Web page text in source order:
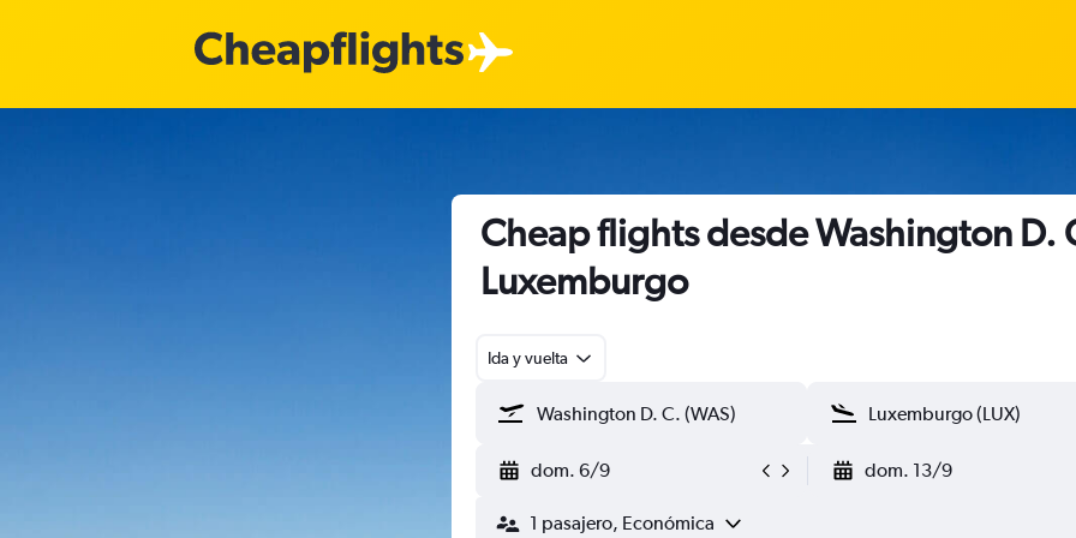
Cheap flights desde Washington D.
Luxemburgo
Ida y vuelta
dom. 6/9 dom. 13/9
1 pasajero, Económica